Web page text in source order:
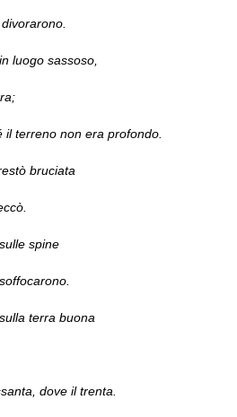
luogo sassoso,
terreno non era profondo.
bruciata
spine
terra buona
dove il trenta.